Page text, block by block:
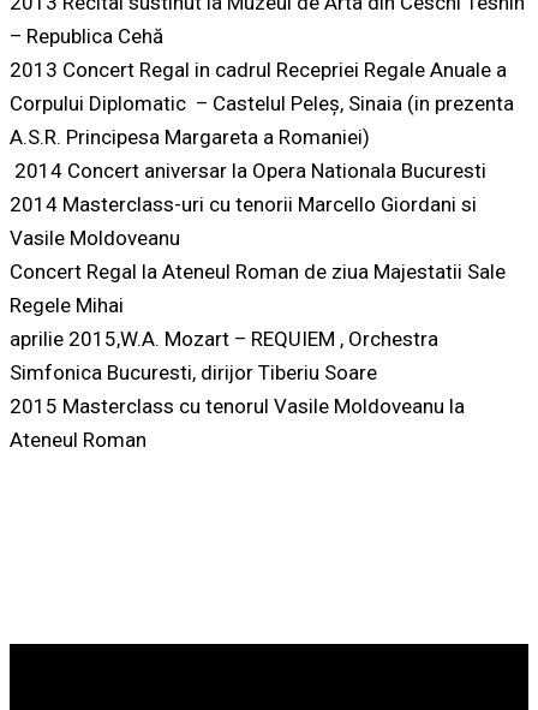
– Republica Cehă
2013 Concert Regal in cadrul Recepriei Regale Anuale a
Corpului Diplomatic – Castelul Peleş, Sinaia (in prezenta
A.S.R. Principesa Margareta a Romaniei)
2014 Concert aniversar la Opera Nationala Bucuresti
2014 Masterclass-uri cu tenorii Marcello Giordani si
Vasile Moldoveanu
Concert Regal la Ateneul Roman de ziua Majestatii Sale
Regele Mihai
aprilie 2015,W.A. Mozart – REQUIEM , Orchestra
Simfonica Bucuresti, dirijor Tiberiu Soare
2015 Masterclass cu tenorul Vasile Moldoveanu la
Ateneul Roman